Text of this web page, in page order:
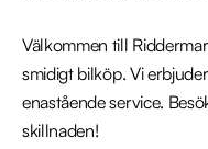
Välkommen till
smidigt bilköp. Vi
enastående service.
skillnaden!